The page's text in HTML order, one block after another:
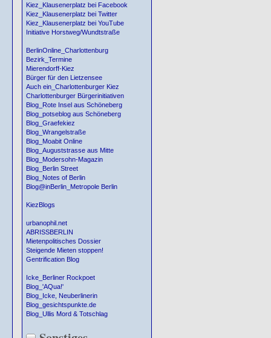
Kiez_Klausenerplatz bei Facebook
Kiez_Klausenerplatz bei Twitter
Kiez_Klausenerplatz bei YouTube
Initiative Horstweg/Wundtstraße
BerlinOnline_Charlottenburg
Bezirk_Termine
Mierendorff-Kiez
Bürger für den Lietzensee
Auch ein_Charlottenburger Kiez
Charlottenburger Bürgerinitiativen
Blog_Rote Insel aus Schöneberg
Blog_potseblog aus Schöneberg
Blog_Graefekiez
Blog_Wrangelstraße
Blog_Moabit Online
Blog_Auguststrasse aus Mitte
Blog_Modersohn-Magazin
Blog_Berlin Street
Blog_Notes of Berlin
Blog@inBerlin_Metropole Berlin
KiezBlogs
urbanophil.net
ABRISSBERLIN
Mietenpolitisches Dossier
Steigende Mieten stoppen!
Gentrification Blog
Icke_Berliner Rockpoet
Blog_'AQua!'
Blog_Icke, Neuberlinerin
Blog_gesichtspunkte.de
Blog_Ullis Mord & Totschlag